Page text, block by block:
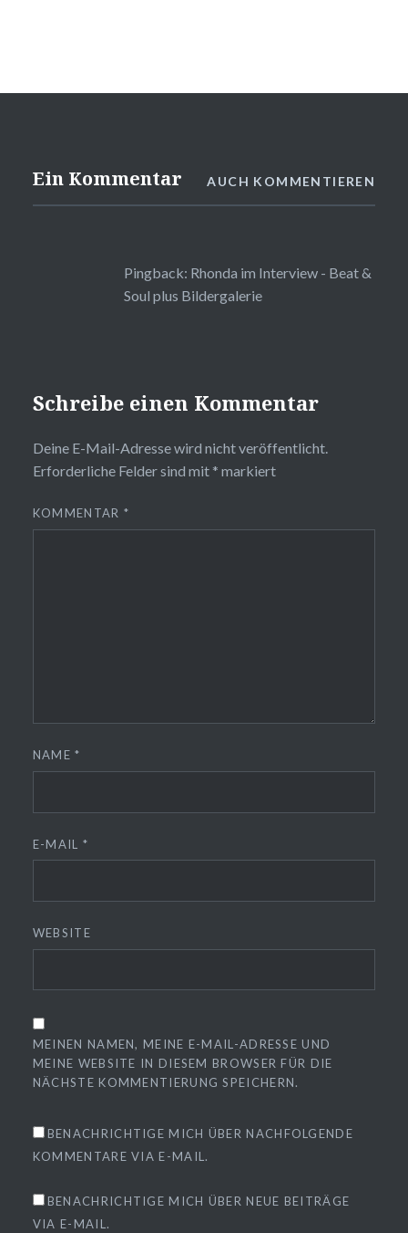
Ein Kommentar AUCH KOMMENTIEREN
Pingback: Rhonda im Interview - Beat &
Soul plus Bildergalerie
Schreibe einen Kommentar
Deine E-Mail-Adresse wird nicht veröffentlicht.
Erforderliche Felder sind mit * markiert
KOMMENTAR *
NAME*
E-MAIL *
WEBSITE
MEINEN NAMEN, MEINE E-MAIL-ADRESSE UND
MEINE WEBSITE IN DIESEM BROWSER FÜR DIE
NÄCHSTE KOMMENTIERUNG SPEICHERN.
BENACHRICHTIGE MICH ÜBER NACHFOLGENDE
KOMMENTARE VIA E-MAIL.
BENACHRICHTIGE MICH ÜBER NEUE BEITRÄGE
VIA E-MAIL.